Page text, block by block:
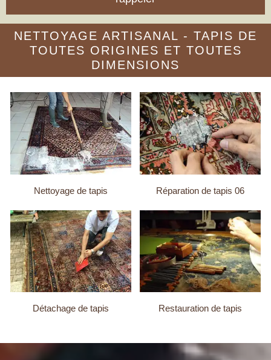
NETTOYAGE ARTISANAL - TAPIS DE
TOUTES ORIGINES ET TOUTES
DIMENSIONS
Nettoyage de tapis Réparation de tapis 06
Détachage de tapis Restauration de tapis